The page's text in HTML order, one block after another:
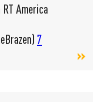
America
7